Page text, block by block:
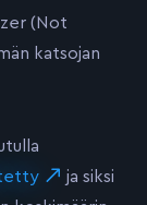
(Not
katsojan
ja siksi